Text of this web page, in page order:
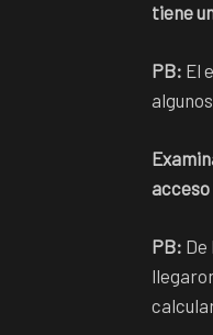
tiene
PB: El
acceso
PB: